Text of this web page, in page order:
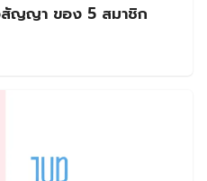
สัญญา ของ 5 สมาชิก